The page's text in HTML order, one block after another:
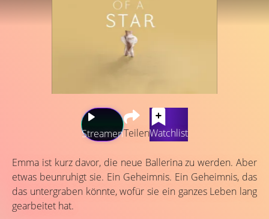
StreamenTeilenWatchlist
Emma ist kurz davor, die neue Ballerina zu werden. Aber
etwas beunruhigt sie. Ein Geheimnis. Ein Geheimnis, das
das untergraben könnte, wofür sie ein ganzes Leben lang
gearbeitet hat.